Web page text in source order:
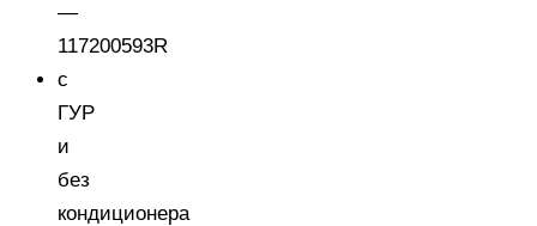
—
117200593R
с
ГУР
и
без
кондиционера